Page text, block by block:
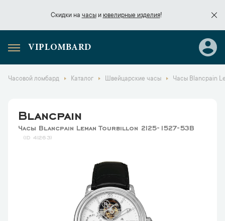
Скидки на часыи ювелирные изделия!
Скидки начасы
VIPLOMBARD
Часовой ломбард Каталог Швейцарские часы Часы Blancpain
Blancpain
Часы Blancpain Leman Tourbillon 2125-1527-53B
41263